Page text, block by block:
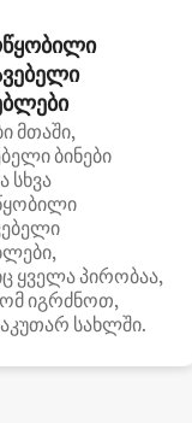
მთაში,
ბინები
სხვა
ყველა პირობაა,
იგრძნოთ,
სახლში.